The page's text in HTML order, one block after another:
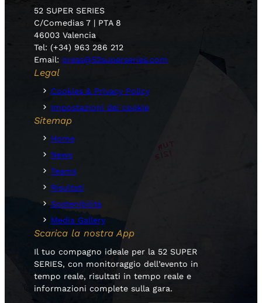
52 SUPER SERIES
C/Comedias 7 | PTA 8
46003 Valencia
Tel: (+34) 963 286 212
Email: press@52superseries.com
Legal
Cookies & Privacy Policy
Impostazioni dei cookie
Sitemap
Home
News
Teams
Risultati
Sostenibilità
Media Gallery
Scarica la nostra App
Il tuo compagno ideale per la 52 SUPER
SERIES, con monitoraggio dell’evento in
tempo reale, risultati in tempo reale e
informazioni complete sulla gara.